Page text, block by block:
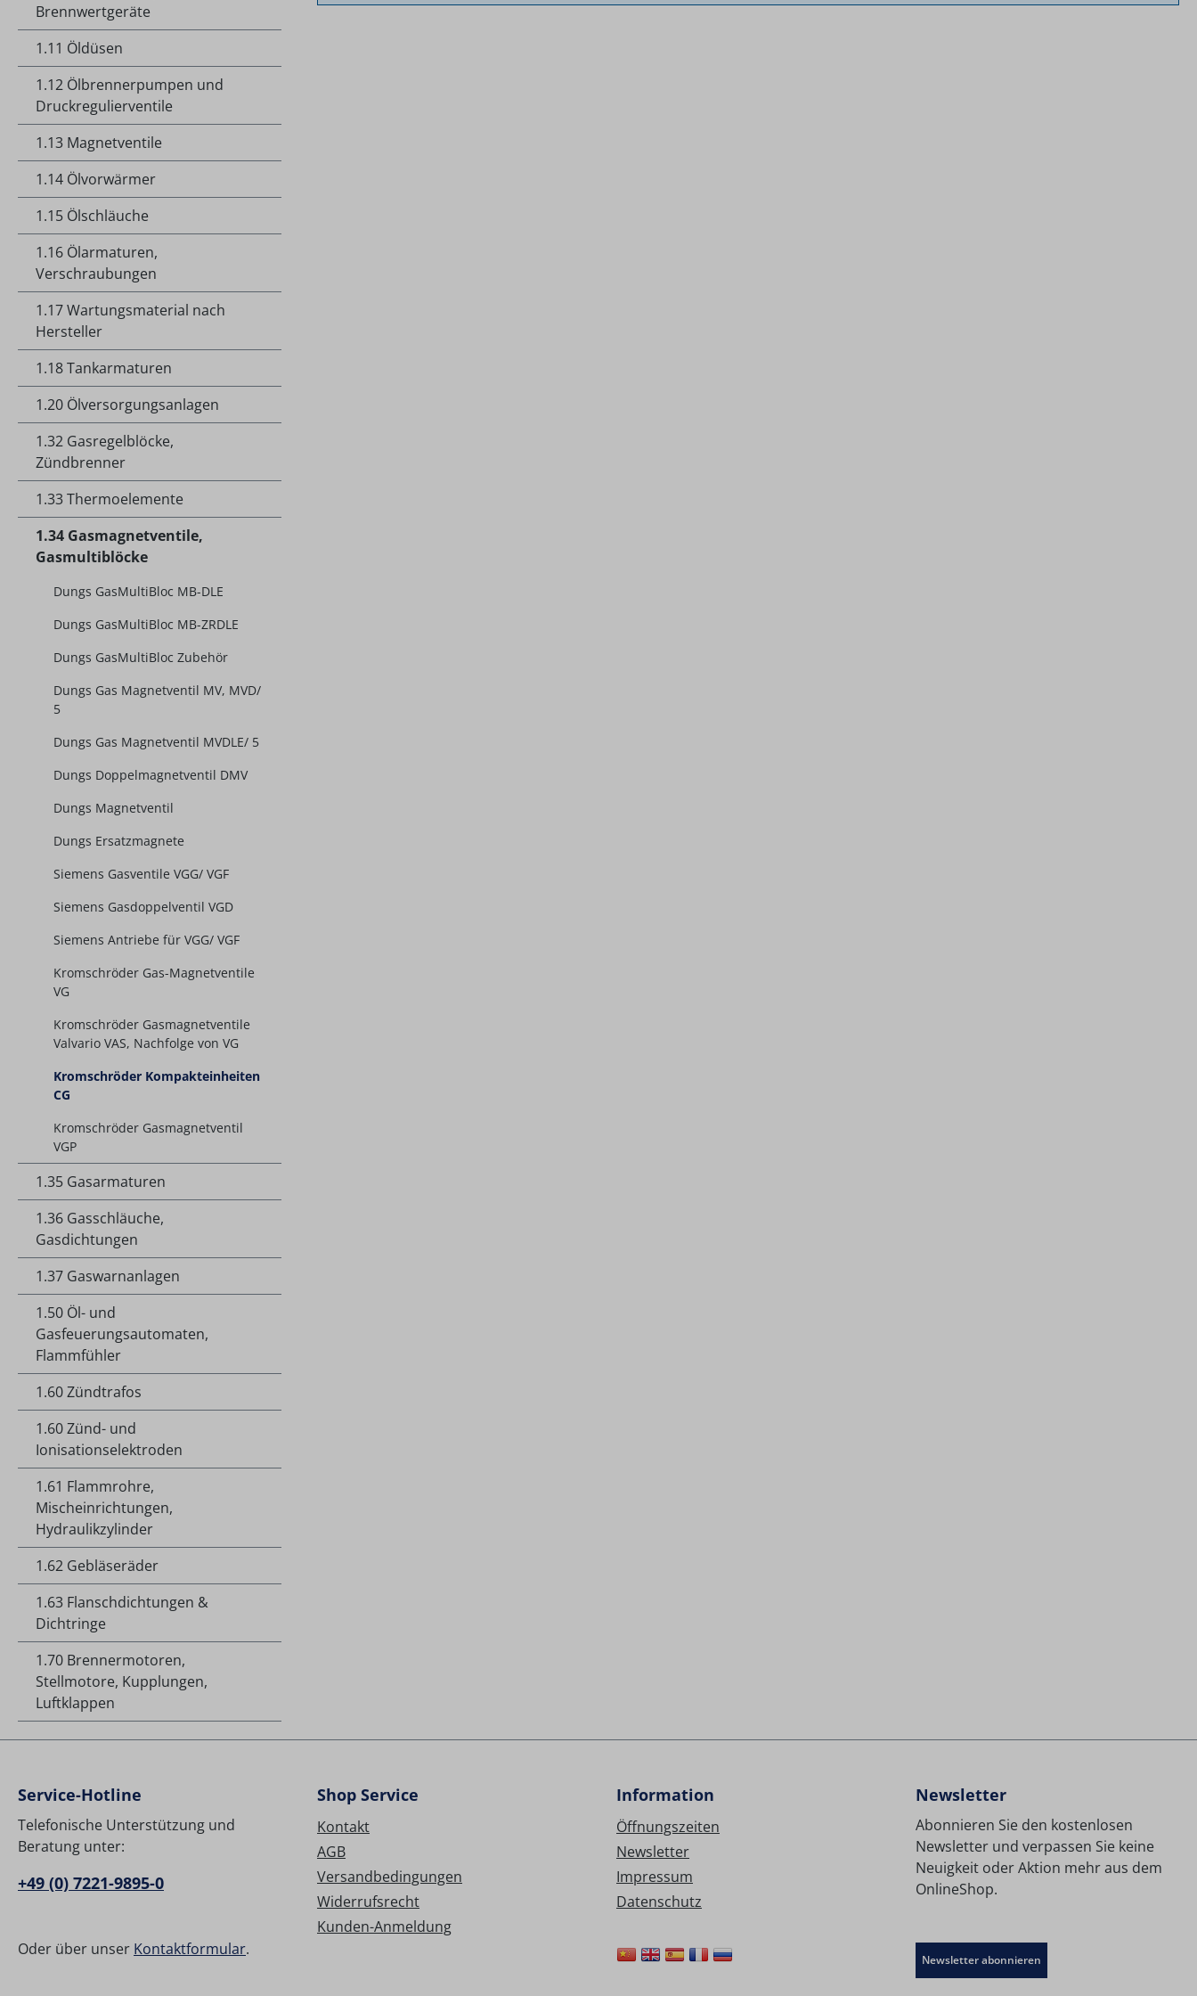
Brennwertgeräte
1.11 Öldüsen
1.12 Ölbrennerpumpen und
Druckregulierventile
1.13 Magnetventile
1.14 Ölvorwärmer
1.15 Ölschläuche
1.16 Ölarmaturen,
Verschraubungen
1.17 Wartungsmaterial nach
Hersteller
1.18 Tankarmaturen
1.20 Ölversorgungsanlagen
1.32 Gasregelblöcke,
Zündbrenner
1.33 Thermoelemente
1.34 Gasmagnetventile,
Gasmultiblöcke
Dungs GasMultiBloc MB-DLE
Dungs GasMultiBloc MB-ZRDLE
Dungs GasMultiBloc Zubehör
Dungs Gas Magnetventil MV, MVD/
5
Dungs Gas Magnetventil MVDLE/ 5
Dungs Doppelmagnetventil DMV
Dungs Magnetventil
Dungs Ersatzmagnete
Siemens Gasventile VGG/ VGF
Siemens Gasdoppelventil VGD
Siemens Antriebe für VGG/ VGF
Kromschröder Gas-Magnetventile
VG
Kromschröder Gasmagnetventile
Valvario VAS, Nachfolge von VG
Kromschröder Kompakteinheiten
CG
Kromschröder Gasmagnetventil
VGP
1.35 Gasarmaturen
1.36 Gasschläuche,
Gasdichtungen
1.37 Gaswarnanlagen
1.50 Öl- und
Gasfeuerungsautomaten,
Flammfühler
1.60 Zündtrafos
1.60 Zünd- und
Ionisationselektroden
1.61 Flammrohre,
Mischeinrichtungen,
Hydraulikzylinder
1.62 Gebläseräder
1.63 Flanschdichtungen &
Dichtringe
1.70 Brennermotoren,
Stellmotore, Kupplungen,
Luftklappen
Service-Hotline
Telefonische Unterstützung und
Beratung unter:
+49 (0) 7221-9895-0
Oder über unser Kontaktformular.
Shop Service
Kontakt
AGB
Versandbedingungen
Widerrufsrecht
Kunden-Anmeldung
Information
Öffnungszeiten
Newsletter
Impressum
Datenschutz
Newsletter
Abonnieren Sie den kostenlosen
Newsletter und verpassen Sie keine
Neuigkeit oder Aktion mehr aus dem
OnlineShop.
Newsletter abonnieren